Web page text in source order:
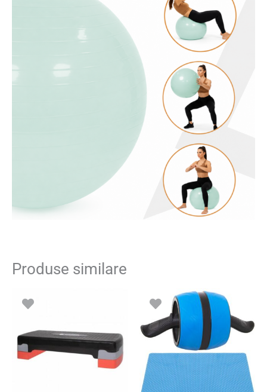
Produse similare
117.00 lei.
Prețul
inițial
a
fost:
68.00 lei.
Prețul
curent
este:
42.00 lei.